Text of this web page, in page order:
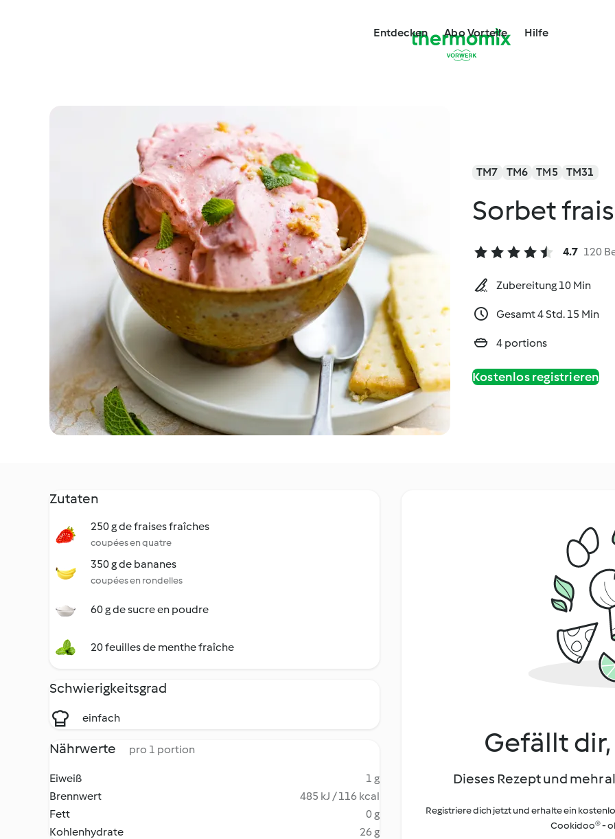
Entdecken Abo Vorteile Hilfe
TM7 TM6 TM5 TM31
Sorbet
4.7 120
Zubereitung 10 Min
Gesamt 4 Std. 15 Min
4 portions
Kostenlos registrieren
Zutaten
250 g de fraises fraîches
coupées en quatre
350 g de bananes
coupées en rondelles
60 g de sucre en poudre
20 feuilles de menthe fraîche
Schwierigkeitsgrad
einfach
Nährwerte pro 1 portion
Eiweiß
1 g
Brennwert
485 kJ / 116 kcal
Fett
0 g
Kohlenhydrate
26 g
Gefällt
Dieses Rezept und mehr
Registriere dich jetzt und erhalte ein
Cookidoo® -